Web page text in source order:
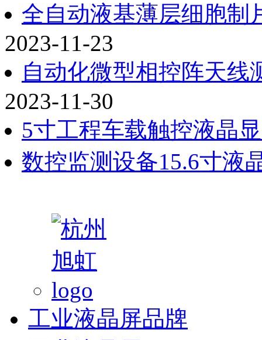
全自动液基薄层细胞制
2023-11-23
自动化微型相控阵天线
2023-11-30
5寸工程车载触控液晶
数控监测设备15.6寸液
工业液晶屏品牌